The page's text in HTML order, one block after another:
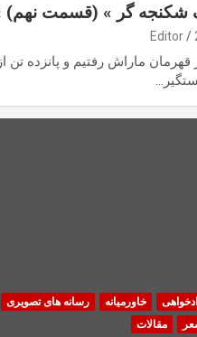
شکنجه گر » (قسمت نهم)
Editor
ماراش رفتیم و پانزده تن
خاورمیانه
رسانه های تصویری
مقالات